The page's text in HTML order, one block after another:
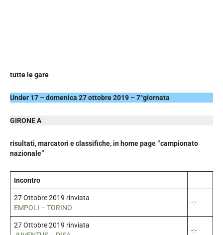
tutte le gare
Under 17 – domenica 27 ottobre 2019 – 7°giornata
GIRONE A
risultati, marcatori e classifiche, in home page “campionato
nazionale”
Incontro
27 Ottobre 2019 rinviata
EMPOLI – TORINO
-:-
27 Ottobre 2019 rinviata
-:-